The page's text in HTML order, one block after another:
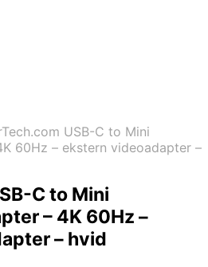
USB-C to Mini
60Hz – ekstern videoadapter –
C to Mini
– 4K 60Hz –
– hvid